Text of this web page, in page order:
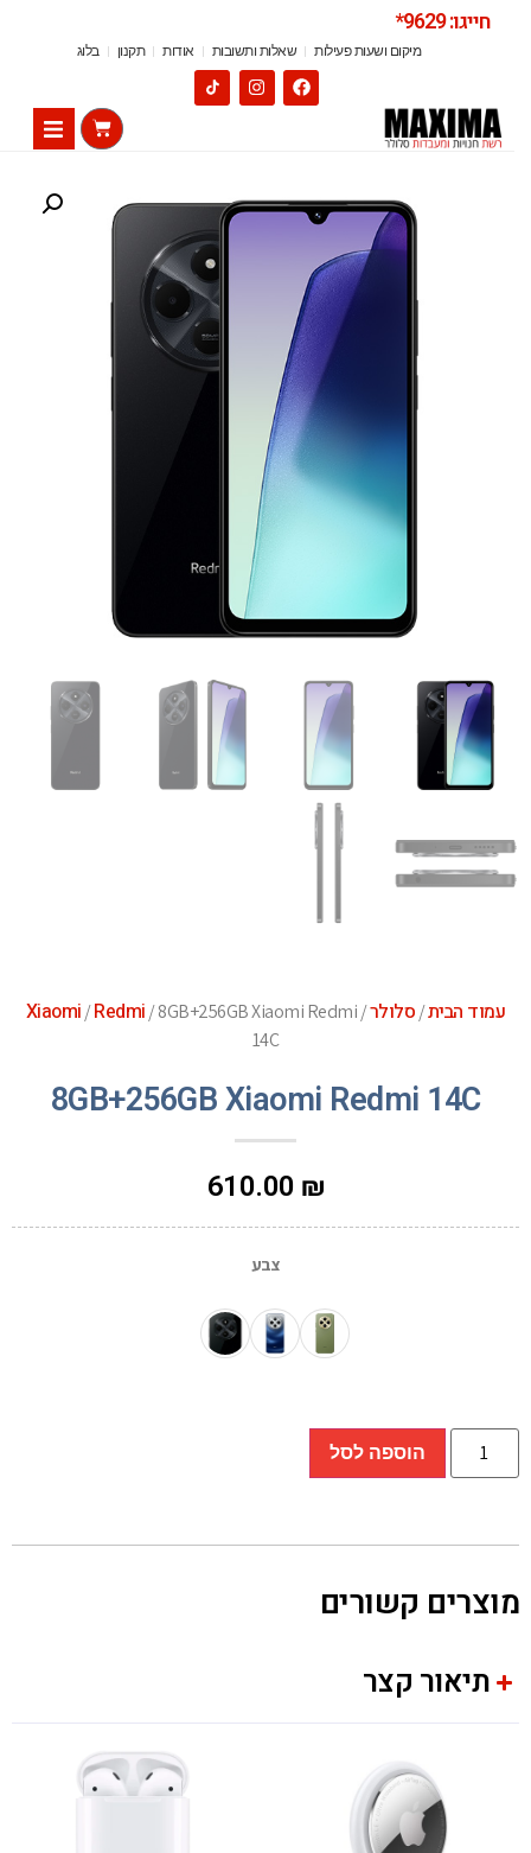
חייגו: 9629*
מיקום ושעות פעילות שאלות ותשובות אודות תקנון בלוג
עמוד הבית/סלולר/
Xiaomi/Redmi/ 8GB+256GB Xiaomi Redmi
14C
8GB+256GB Xiaomi Redmi 14C
610.00₪
צבע
הוספה לסל
מוצרים קשורים
תיאור קצר